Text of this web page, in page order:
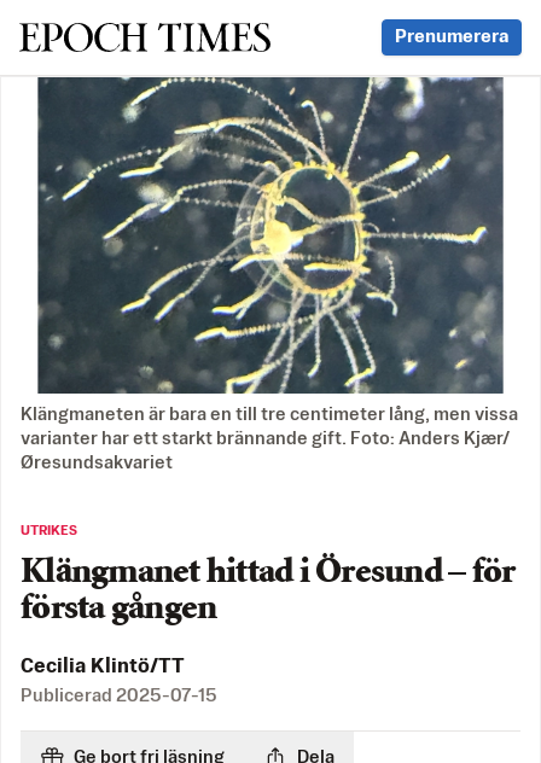
Svenska Epoch Times Prenumerera
Klängmaneten är bara en till tre centimeter lång, men vissa
varianter har ett starkt brännande gift. Foto: Anders Kjær/
Øresundsakvariet
UTRIKES
Klängmanet hittad i Öresund – för
första gången
Cecilia Klintö/TT
Publicerad 2025-07-15
Ge bort fri läsning Dela